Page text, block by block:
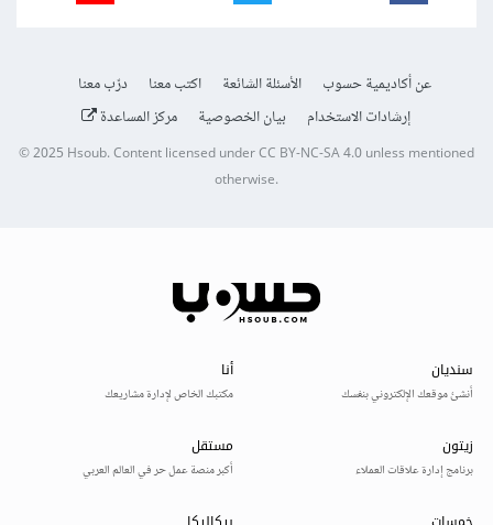
عن أكاديمية حسوب الأسئلة الشائعة اكتب معنا
درّب معنا
إرشادات الاستخدام
بيان الخصوصية مركز المساعدة
© 2025Hsoub.Content licensed underCC BY-NC-SA 4.0unless mentioned
otherwise.